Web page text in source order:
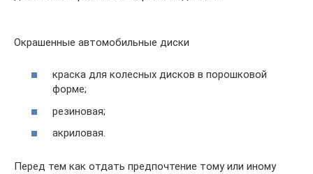
Окрашенные автомобильные диски
краска для колесных дисков в порошковой
форме;
резиновая;
акриловая.
Перед тем как отдать предпочтение тому или иному